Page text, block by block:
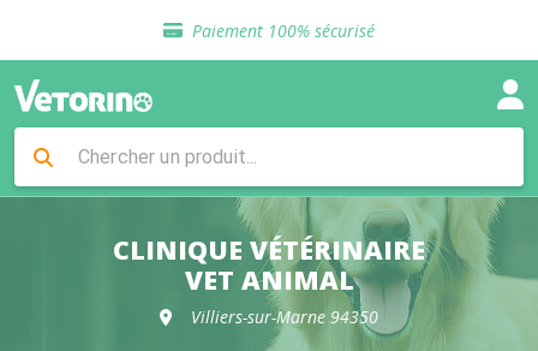
Paiement 100% sécurisé
Livraison gratuite en clinique vétérinaire
Sélection de croquettes vétérinaire
Livraison gratuite en clinique vétérinaire
Retour gratuit en clinique
Sélection de croquettes vétérinaire
CLINIQUE VÉTÉRINAIRE
VET ANIMAL
Villiers-sur-Marne 94350